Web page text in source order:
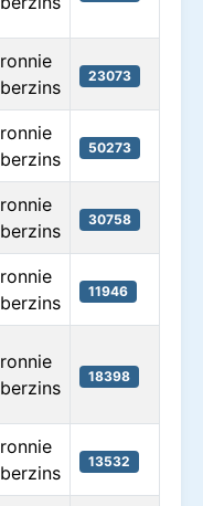
ronnie
berzins
23073
ronnie
berzins
50273
ronnie
berzins
30758
ronnie
berzins
11946
ronnie
berzins
18398
ronnie
berzins
13532